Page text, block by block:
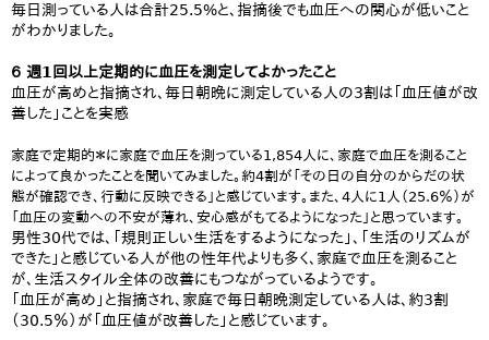
毎日測っている人は合計25.5%と、指摘後でも血圧への関心が低いこと
がわかりました。
６ 週1回以上定期的に血圧を測定してよかったこと
血圧が高めと指摘され、毎日朝晩に測定している人の3割は「血圧値が改
善した」ことを実感
家庭で定期的＊に家庭で血圧を測っている1,854人に、家庭で血圧を測ること
によって良かったことを聞いてみました。約4割が「その日の自分のからだの状
態が確認でき、行動に反映できる」と感じています。また、4人に1人（25.6％）が
「血圧の変動への不安が薄れ、安心感がもてるようになった」と思っています。
男性30代では、「規則正しい生活をするようになった」、「生活のリズムが
できた」と感じている人が他の性年代よりも多く、家庭で血圧を測ること
が、生活スタイル全体の改善にもつながっているようです。
「血圧が高め」と指摘され、家庭で毎日朝晩測定している人は、約3割
（30.5％）が「血圧値が改善した」と感じています。